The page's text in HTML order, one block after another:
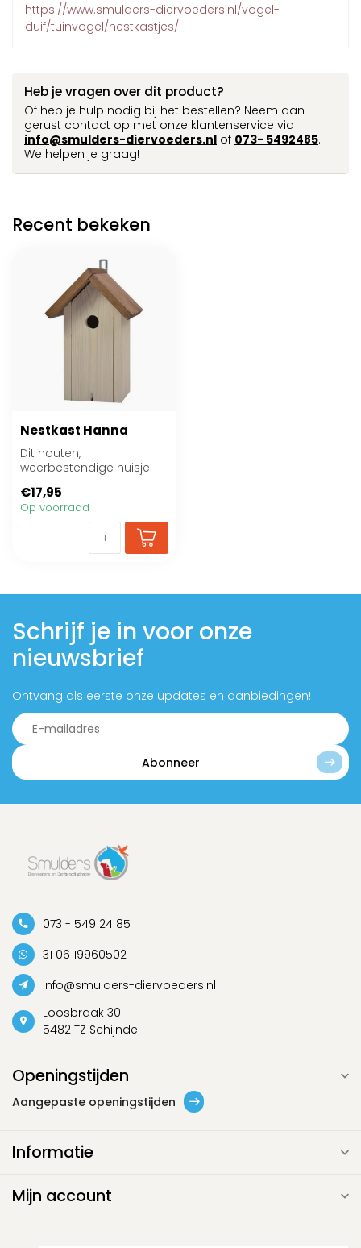
https://www.smulders-diervoeders.nl/vogel-
duif/tuinvogel/nestkastjes/
Heb je vragen over dit product?
Of heb je hulp nodig bij het bestellen? Neem dan
gerust contact op met onze klantenservice via
info@smulders-diervoeders.nl of 073- 5492485.
We helpen je graag!
Recent bekeken
Nestkast Hanna
Dit houten,
weerbestendige huisje
tuin of balkon een vei...
€17,95
Op voorraad
Schrijf je in voor onze
nieuwsbrief
Ontvang als eerste onze updates en aanbiedingen!
Abonneer
073 - 549 24 85
31 06 19960502
info@smulders-diervoeders.nl
Loosbraak 30
5482 TZ Schijndel
Openingstijden
Aangepaste openingstijden
Informatie
Mijn account